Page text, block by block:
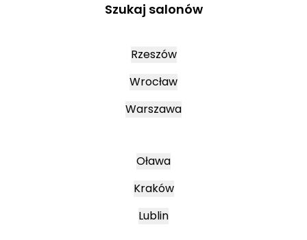
Szukaj salonów
Rzeszów
Wrocław
Warszawa
Oława
Kraków
Lublin